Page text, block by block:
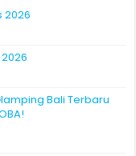
2026
Bali Terbaru